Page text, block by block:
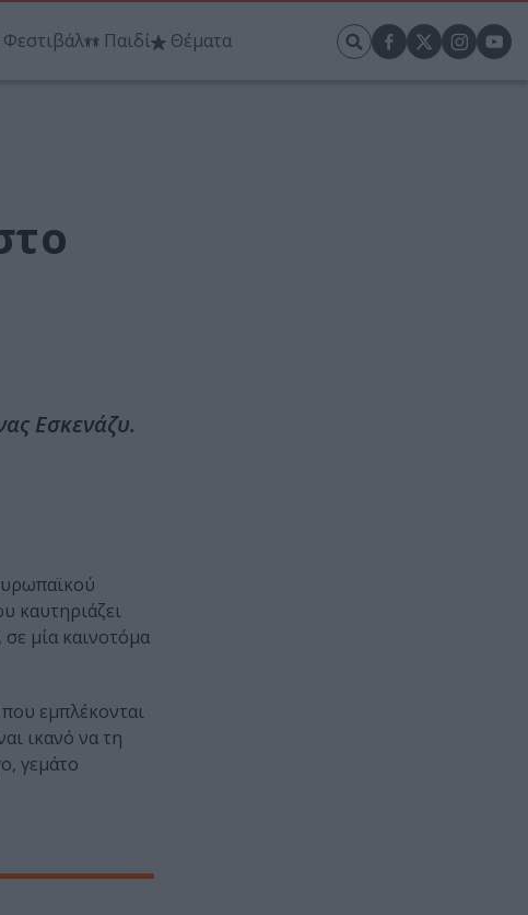
Φεστιβάλ Παιδί Θέματα
Εσκενάζυ.
καυτηριάζει
μία καινοτόμα
εμπλέκονται
ικανό να τη
γεμάτο